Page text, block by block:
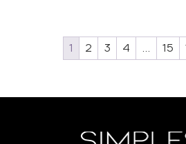
1 2 3 4 15